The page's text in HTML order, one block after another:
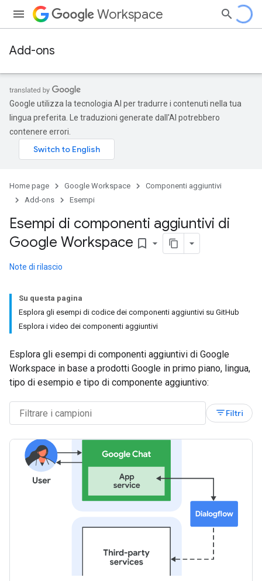
Workspace
Add-ons
Google utilizza la tecnologia AI per tradurre i contenuti nella tua
lingua preferita. Le traduzioni generate dall'AI potrebbero
contenere errori.
Home page Google Workspace
Componenti aggiuntivi
Add-ons
Esempi
Esempi di componenti aggiuntivi di
Google Workspace bookmark_border
Note di rilascio
Su questa pagina
Esplora gli esempi di codice dei componenti aggiuntivi su GitHub
Esplora i video dei componenti aggiuntivi
Esplora gli esempi di componenti aggiuntivi di Google
Workspace in base a prodotti Google in primo piano, lingua,
tipo di esempio e tipo di componente aggiuntivo:
filter_listFiltri